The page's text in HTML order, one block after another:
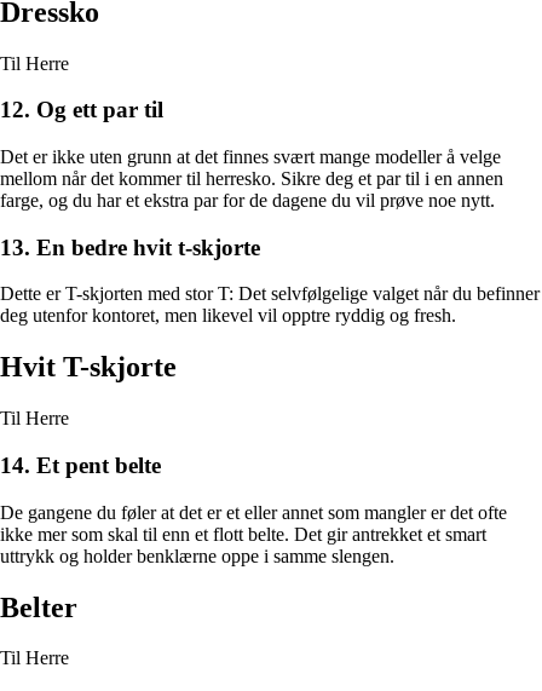
Dressko
Til Herre
12. Og ett par til
Det er ikke uten grunn at det finnes svært mange modeller å velge
mellom når det kommer til herresko. Sikre deg et par til i en annen
farge, og du har et ekstra par for de dagene du vil prøve noe nytt.
13. En bedre hvit t-skjorte
Dette er T-skjorten med stor T: Det selvfølgelige valget når du befinner
deg utenfor kontoret, men likevel vil opptre ryddig og fresh.
Hvit T-skjorte
Til Herre
14. Et pent belte
De gangene du føler at det er et eller annet som mangler er det ofte
ikke mer som skal til enn et flott belte. Det gir antrekket et smart
uttrykk og holder benklærne oppe i samme slengen.
Belter
Til Herre